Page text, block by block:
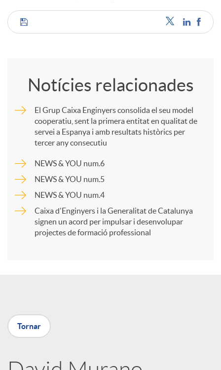
C
a
r
a
Notícies relacionades
El Grup Caixa Enginyers consolida el seu model
cooperatiu, sent la primera entitat en qualitat de
servei a Espanya i amb resultats històrics per
tercer any consecutiu
NEWS & YOU num.6
NEWS & YOU num.5
NEWS & YOU num.4
Caixa d'Enginyers i la Generalitat de Catalunya
signen un acord per impulsar i desenvolupar
projectes de formació professional
Tornar